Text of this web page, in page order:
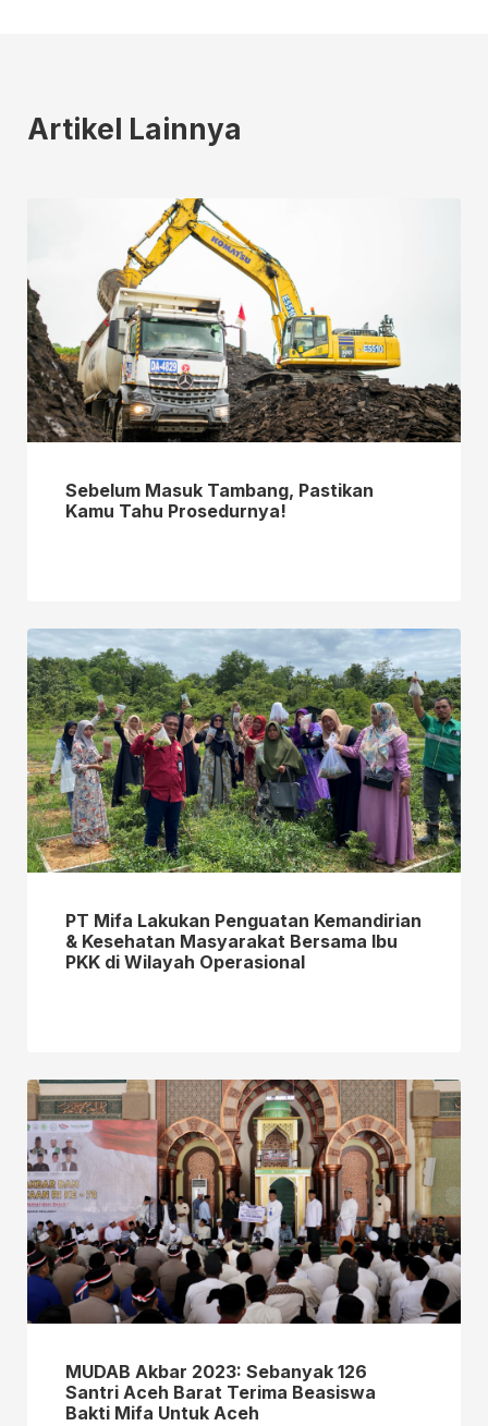
Artikel Lainnya
Sebelum Masuk Tambang, Pastikan
Kamu Tahu Prosedurnya!
PT Mifa Lakukan Penguatan Kemandirian
& Kesehatan Masyarakat Bersama Ibu
PKK di Wilayah Operasional
MUDAB Akbar 2023: Sebanyak 126
Santri Aceh Barat Terima Beasiswa
Bakti Mifa Untuk Aceh